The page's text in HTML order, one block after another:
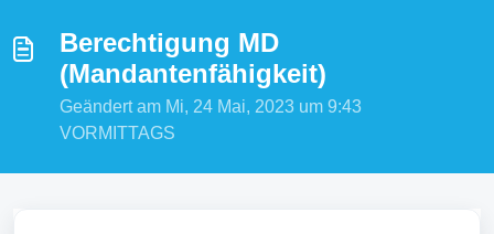
Berechtigung MD
(Mandantenfähigkeit)
Geändert am Mi, 24 Mai, 2023 um 9:43
VORMITTAGS